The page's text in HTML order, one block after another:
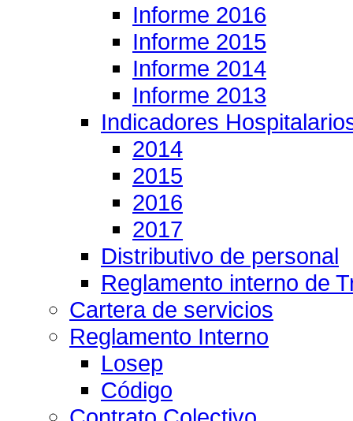
Informe 2016
Informe 2015
Informe 2014
Informe 2013
Indicadores
2014
2015
2016
2017
Distributivo de personal
Reglamento interno de
Cartera de servicios
Reglamento Interno
Losep
Código